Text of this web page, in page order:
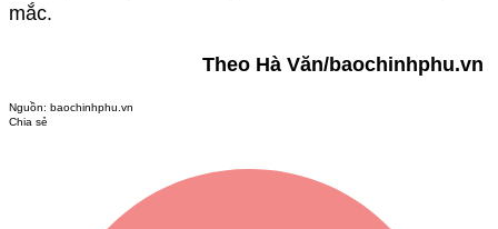
mắc.
Theo Hà Văn/baochinhphu.vn
Nguồn: baochinhphu.vn
Chia sẻ